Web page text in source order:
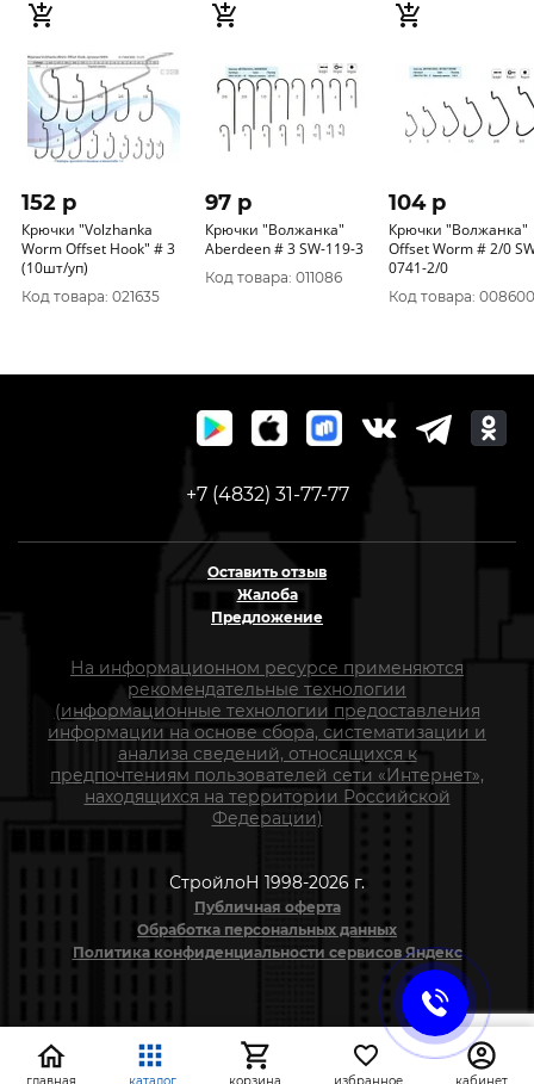
152 p
Крючки "Volzhanka
Worm Offset Hook" # 3
(10шт/уп)
Код товара: 021635
97 p
Крючки "Волжанка"
Aberdeen # 3 SW-119-3
Код товара: 011086
104 p
Крючки "Волжанка"
Offset Worm # 2/0 SW-
0741-2/0
Код товара: 008600
+7 (4832) 31-77-77
Оставить отзыв
Жалоба
Предложение
На информационном ресурсе применяются
рекомендательные технологии
(информационные технологии предоставления
информации на основе сбора, систематизации и
анализа сведений, относящихся к
предпочтениям пользователей сети «Интернет»,
находящихся на территории Российской
Федерации)
СтройлоН 1998-2026 г.
Публичная оферта
Обработка персональных данных
Политика конфиденциальности сервисов Яндекс